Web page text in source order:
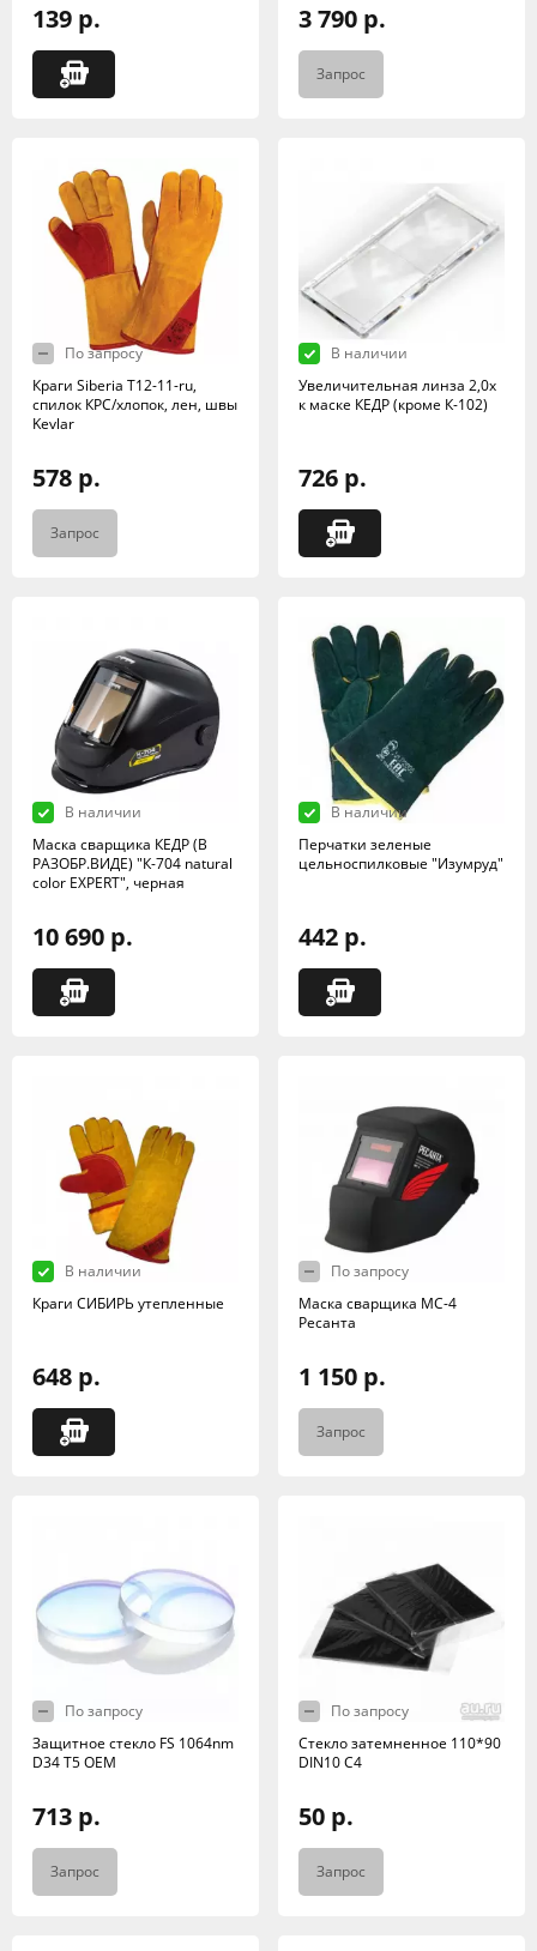
139 р. 3 790 р.
Запрос
По запросу
Краги Siberia Т12-11-ru,
спилок КРС/хлопок, лен, швы
Kevlar
578 р.
Запрос
В наличии
Увеличительная линза 2,0х
к маске КЕДР (кроме К-102)
726 р.
В наличии
Маска сварщика КЕДР (В
РАЗОБР.ВИДЕ) "К-704 natural
color EXPERT", черная
10 690 р.
В наличии
Перчатки зеленые
цельноспилковые "Изумруд"
442 р.
В наличии
Краги СИБИРЬ утепленные
648 р.
По запросу
Маска сварщика МС-4
Ресанта
1 150 р.
Запрос
По запросу
Защитное стекло FS 1064nm
D34 T5 OEM
713 р.
Запрос
По запросу
Стекло затемненное 110*90
DIN10 C4
50 р.
Запрос